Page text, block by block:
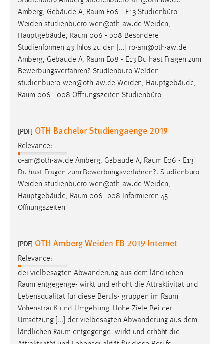
Amberg, Gebäude A, Raum E06 - E13 Studienbüro
Weiden studienbuero-wen@oth-aw.de Weiden,
Hauptgebäude, Raum 006 - 008 Besondere
Studienformen 43 Infos zu den [...] ro-am@oth-aw.de
Amberg, Gebäude A, Raum E08 - E13 Du hast Fragen zum
Bewerbungsverfahren? Studienbüro Weiden
studienbuero-wen@oth-aw.de Weiden, Hauptgebäude,
Raum 006 - 008 Öffnungszeiten Studienbüro
[PDF] OTH Bachelor Studiengaenge 2019
Relevance:
o-am@oth-aw.de Amberg, Gebäude A, Raum E06 - E13
Du hast Fragen zum Bewerbungsverfahren?: Studienbüro
Weiden studienbuero-wen@oth-aw.de Weiden,
Hauptgebäude, Raum 006 -008 Informieren 45
Öffnungszeiten
[PDF] OTH Amberg Weiden FB 2019 Internet
Relevance:
der vielbesagten Abwanderung aus dem ländlichen
Raum entgegenge- wirkt und erhöht die Attraktivität und
Lebensqualität für diese Berufs- gruppen im Raum
Vohenstrauß und Umgebung. Hohe Ziele Bei der
Umsetzung [...] der vielbesagten Abwanderung aus dem
ländlichen Raum entgegenge- wirkt und erhöht die